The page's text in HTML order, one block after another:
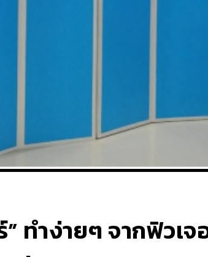
ทำง่ายๆ จากฟิวเ